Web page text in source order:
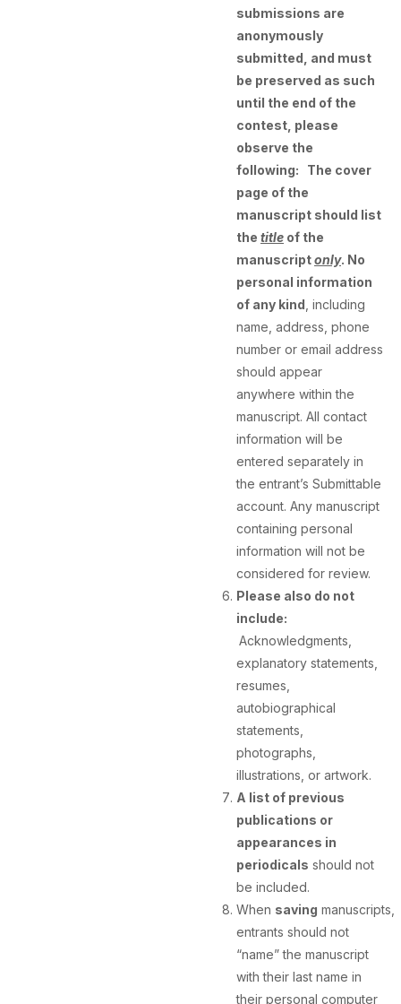
submissions are
anonymously
submitted, and must
be preserved as such
until the end of the
contest, please
observe the
following: The cover
page of the
manuscript should list
the title of the
manuscriptonly. No
personal information
of any kind , including
name, address, phone
number or email address
should appear
anywhere within the
manuscript. All contact
information will be
entered separately in
the entrant’s Submittable
account. Any manuscript
containing personal
information will not be
considered for review.
Please also do not
include:
Acknowledgments,
explanatory statements,
resumes,
autobiographical
statements,
photographs,
illustrations, or artwork.
A list of previous
publications or
appearances in
periodicals should not
be included.
When saving manuscripts,
entrants should not
“name” the manuscript
with their last name in
their personal computer